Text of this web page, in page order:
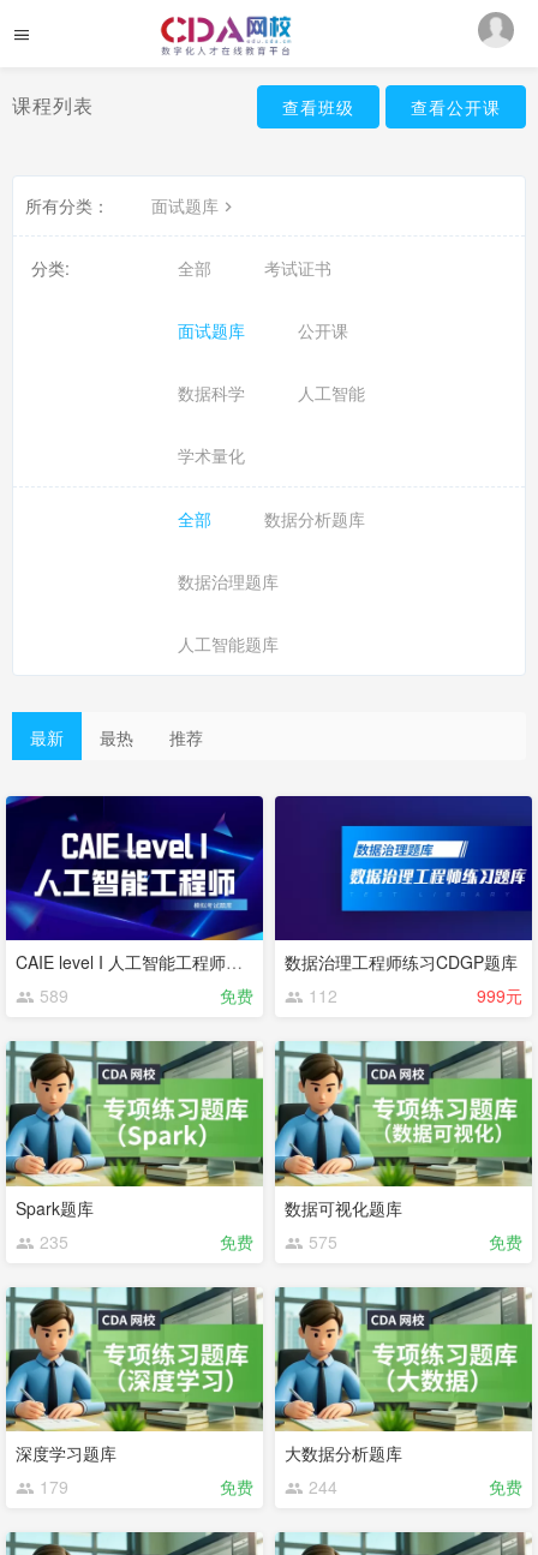
课程列表 查看班级 查看公开课
所有分类： 面试题库
分类: 全部 考试证书
面试题库 公开课
数据科学 人工智能
学术量化
全部 数据分析题库
数据治理题库
人工智能题库
最新 最热 推荐
CAIE level I 人工智能工程师模拟试题库
589
免费
数据治理工程师练习CDGP题库
112
999元
Spark题库
235
免费
数据可视化题库
575
免费
深度学习题库
179
免费
大数据分析题库
244
免费